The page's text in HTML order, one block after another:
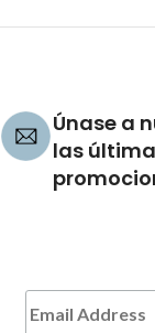
Únase a
las